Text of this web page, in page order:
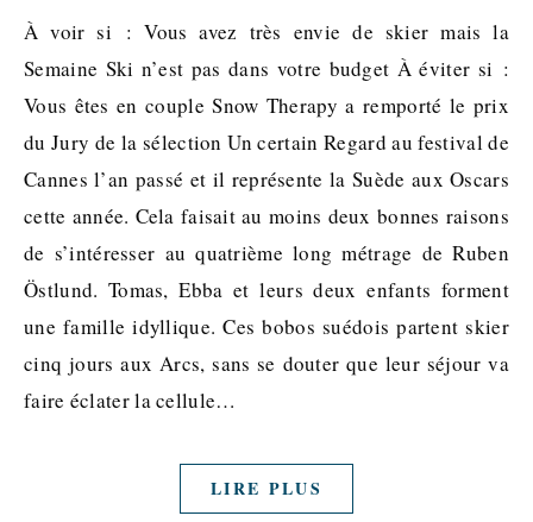
À voir si : Vous avez très envie de skier mais la
Semaine Ski n’est pas dans votre budget À éviter si :
Vous êtes en couple Snow Therapy a remporté le prix
du Jury de la sélection Un certain Regard au festival de
Cannes l’an passé et il représente la Suède aux Oscars
cette année. Cela faisait au moins deux bonnes raisons
de s’intéresser au quatrième long métrage de Ruben
Östlund. Tomas, Ebba et leurs deux enfants forment
une famille idyllique. Ces bobos suédois partent skier
cinq jours aux Arcs, sans se douter que leur séjour va
faire éclater la cellule…
LIRE PLUS